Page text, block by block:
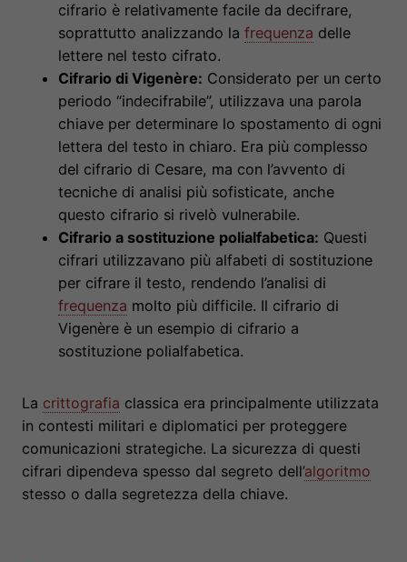
cifrario è relativamente facile da decifrare,
soprattutto analizzando la frequenza delle
lettere nel testo cifrato.
Cifrario di Vigenère: Considerato per un certo
periodo “indecifrabile”, utilizzava una parola
chiave per determinare lo spostamento di ogni
lettera del testo in chiaro. Era più complesso
del cifrario di Cesare, ma con l’avvento di
tecniche di analisi più sofisticate, anche
questo cifrario si rivelò vulnerabile.
Cifrario a sostituzione polialfabetica: Questi
cifrari utilizzavano più alfabeti di sostituzione
per cifrare il testo, rendendo l’analisi di
frequenza molto più difficile. Il cifrario di
Vigenère è un esempio di cifrario a
sostituzione polialfabetica.
La crittografia classica era principalmente utilizzata
in contesti militari e diplomatici per proteggere
comunicazioni strategiche. La sicurezza di questi
cifrari dipendeva spesso dal segreto dell’algoritmo
stesso o dalla segretezza della chiave.